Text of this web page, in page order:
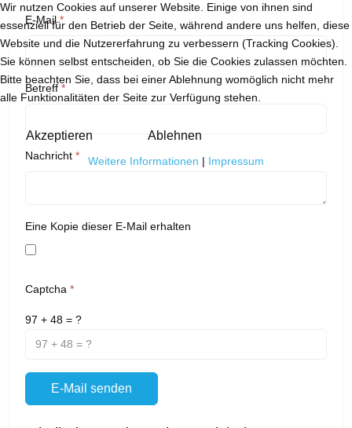
E-Mail*
Betreff*
Nachricht *
Eine Kopie dieser E-Mail erhalten
Captcha *
97 + 48 = ?
E-Mail senden
Wir nutzen Cookies auf unserer Website. Einige von ihnen sind
essenziell für den Betrieb der Seite, während andere uns helfen, diese
Website und die Nutzererfahrung zu verbessern (Tracking Cookies).
Sie können selbst entscheiden, ob Sie die Cookies zulassen möchten.
Bitte beachten Sie, dass bei einer Ablehnung womöglich nicht mehr
alle Funktionalitäten der Seite zur Verfügung stehen.
Akzeptieren Ablehnen
Weitere Informationen | Impressum